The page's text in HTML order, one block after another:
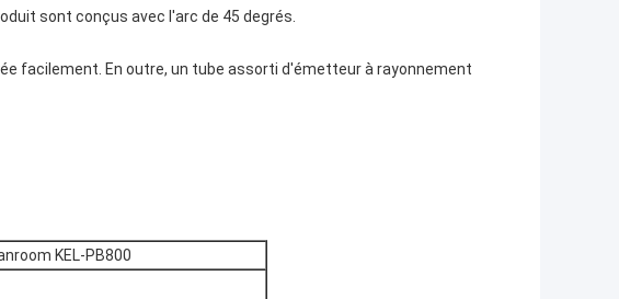
sont conçus avec l'arc de 45 degrés.
facilement. En outre, un tube assorti d'émetteur à rayonnement
KEL-PB800